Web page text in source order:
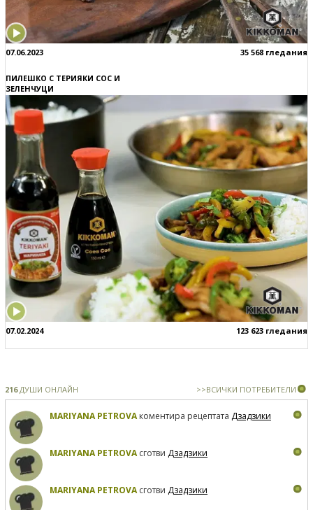
07.06.2023 35 568 гледания
ПИЛЕШКО С ТЕРИЯКИ СОС И
ЗЕЛЕНЧУЦИ
07.02.2024 123 623 гледания
216ДУШИ ОНЛАЙН >>ВСИЧКИ ПОТРЕБИТЕЛИ
MARIYANA PETROVAкоментира рецептата Дзадзики
MARIYANA PETROVAсготви Дзадзики
MARIYANA PETROVAсготви Дзадзики